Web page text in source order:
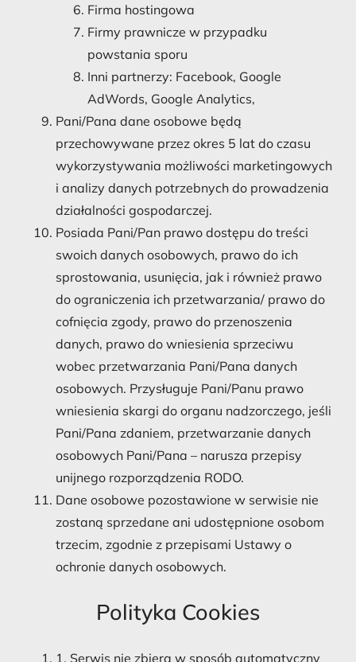
Firma hostingowa
Firmy prawnicze w przypadku
powstania sporu
Inni partnerzy: Facebook, Google
AdWords, Google Analytics,
Pani/Pana dane osobowe będą
przechowywane przez okres 5 lat do czasu
wykorzystywania możliwości marketingowych
i analizy danych potrzebnych do prowadzenia
działalności gospodarczej.
Posiada Pani/Pan prawo dostępu do treści
swoich danych osobowych, prawo do ich
sprostowania, usunięcia, jak i również prawo
do ograniczenia ich przetwarzania/ prawo do
cofnięcia zgody, prawo do przenoszenia
danych, prawo do wniesienia sprzeciwu
wobec przetwarzania Pani/Pana danych
osobowych. Przysługuje Pani/Panu prawo
wniesienia skargi do organu nadzorczego, jeśli
Pani/Pana zdaniem, przetwarzanie danych
osobowych Pani/Pana – narusza przepisy
unijnego rozporządzenia RODO.
Dane osobowe pozostawione w serwisie nie
zostaną sprzedane ani udostępnione osobom
trzecim, zgodnie z przepisami Ustawy o
ochronie danych osobowych.
Polityka Cookies
1. Serwis nie zbiera w sposób automatyczny